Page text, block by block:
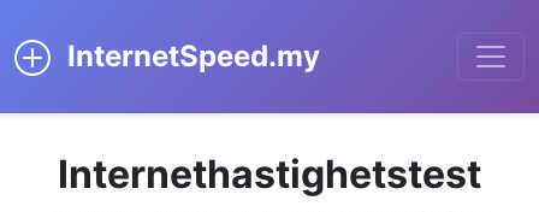
InternetSpeed.my
Internethastighetstest